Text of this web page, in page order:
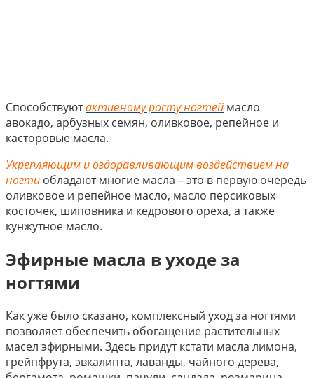
Способствуютактивному росту ногтей масло
авокадо, арбузных семян, оливковое, репейное и
касторовые масла.
Укрепляющим и оздоравливающим воздействием на
ногти обладают многие масла – это в первую очередь
оливковое и репейное масло, масло персиковых
косточек, шиповника и кедрового ореха, а также
кунжутное масло.
Эфирные масла в уходе за
ногтями
Как уже было сказано, комплексный уход за ногтями
позволяет обеспечить обогащение растительных
масел эфирными. Здесь придут кстати масла лимона,
грейпфрута, эвкалипта, лаванды, чайного дерева,